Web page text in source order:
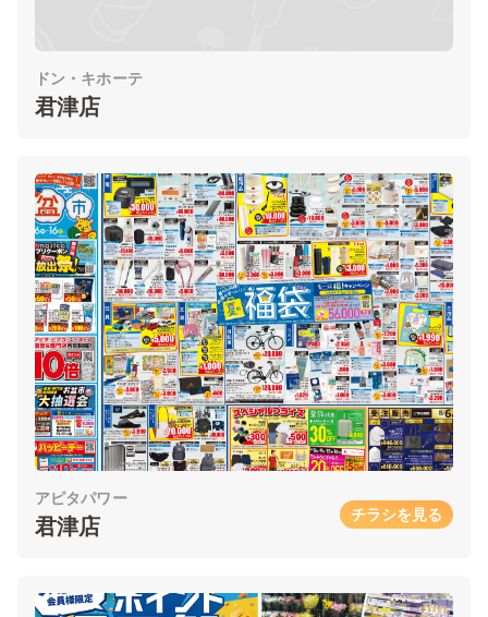
ドン・キホーテ
君津店
アピタパワー
君津店 チラシを見る